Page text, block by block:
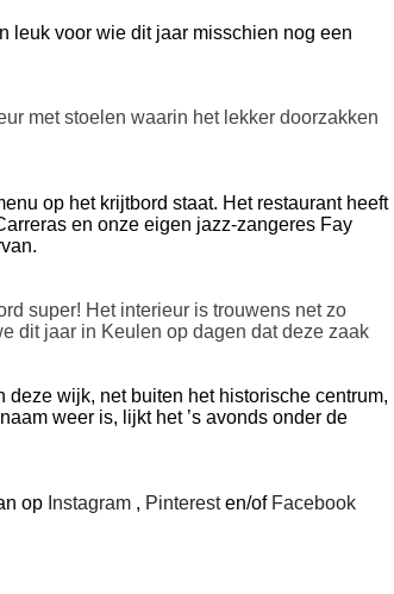
leuk voor wie dit jaar misschien nog een
met stoelen waarin het lekker doorzakken
op het krijtbord staat. Het restaurant heeft
en onze eigen jazz-zangeres Fay
super! Het interieur is trouwens net zo
dit jaar in Keulen op dagen dat deze zaak
wijk, net buiten het historische centrum,
weer is, lijkt het ’s avonds onder de
op Instagram , Pinteresten/of Facebook